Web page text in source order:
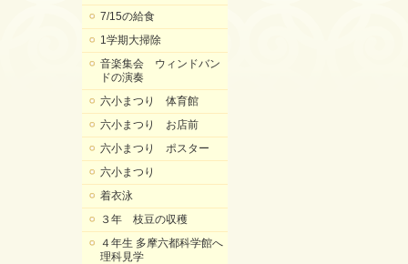
7/15の給食
1学期大掃除
音楽集会 ウィンドバン
ドの演奏
六小まつり 体育館
六小まつり お店前
六小まつり ポスター
六小まつり
着衣泳
３年 枝豆の収穫
４年生 多摩六都科学館へ
理科見学